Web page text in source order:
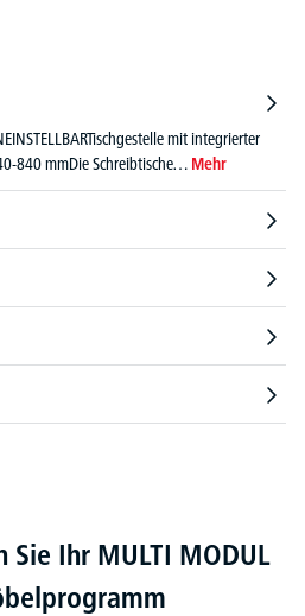
mit integrierter
840 mmDie Schreibtische… Mehr
Ihr MULTI MODUL